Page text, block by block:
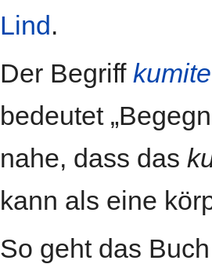
Lind.
Der Begriff kumite
bedeutet
nahe, dass das
kann als eine
So geht das